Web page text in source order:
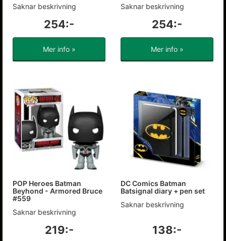
Saknar beskrivning
254:-
Mer info »
Saknar beskrivning
254:-
Mer info »
POP Heroes Batman
Beyhond - Armored Bruce
#559
Saknar beskrivning
219:-
DC Comics Batman
Batsignal diary + pen set
Saknar beskrivning
138:-